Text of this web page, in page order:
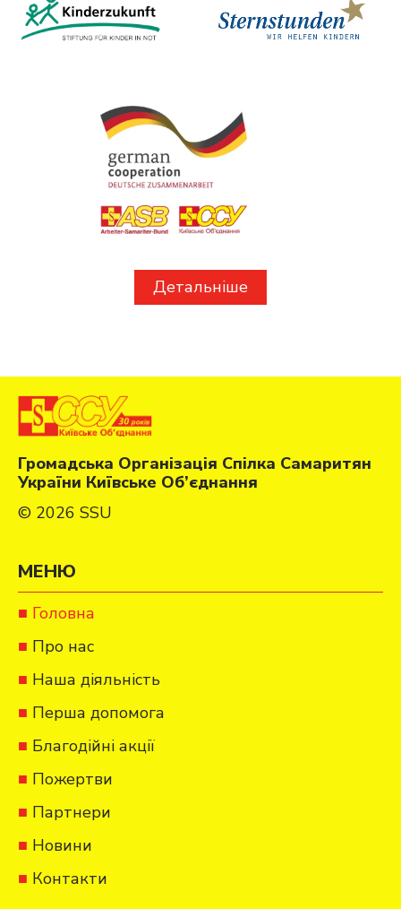
Детальніше
Громадська Організація Спілка Самаритян
України Київське Об’єднання
© 2026 SSU
МЕНЮ
Головна
Про нас
Наша діяльність
Перша допомога
Благодійні акції
Пожертви
Партнери
Новини
Контакти